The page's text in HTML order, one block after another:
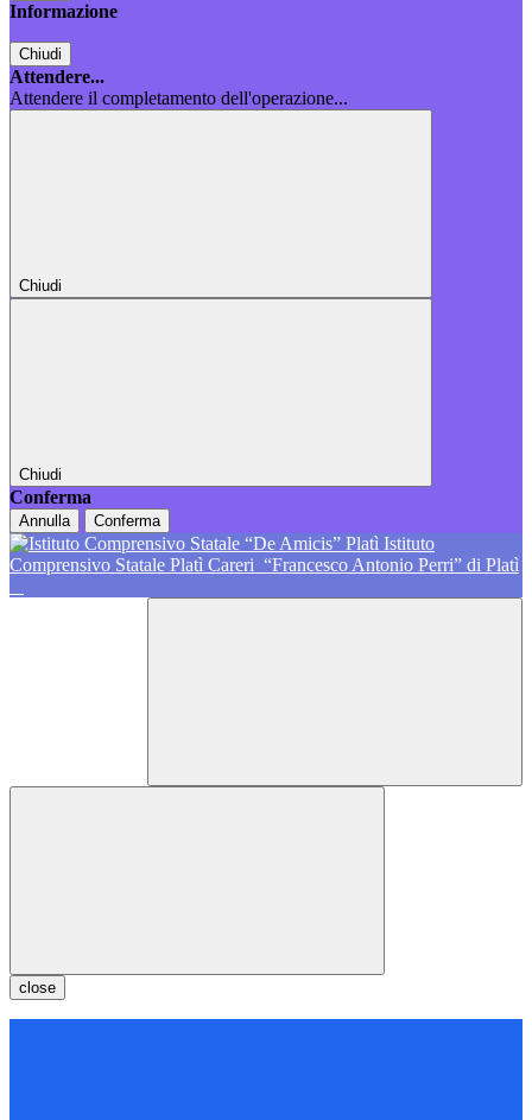
Informazione
Chiudi
Attendere...
Attendere il completamento dell'operazione...
Chiudi
Chiudi
Conferma
Annulla Conferma
Istituto
Comprensivo Statale Platì Careri “Francesco Antonio Perri” di Platì
close